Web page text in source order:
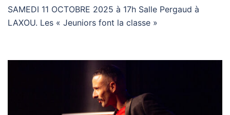
SAMEDI 11 OCTOBRE 2025 à 17h Salle Pergaud à
LAXOU. Les « Jeuniors font la classe »